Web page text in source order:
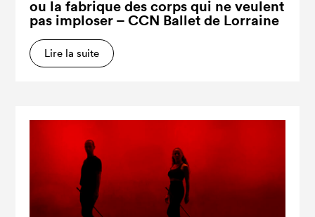
ou la fabrique des corps qui ne veulent
pas imploser – CCN Ballet de Lorraine
Lire la suite